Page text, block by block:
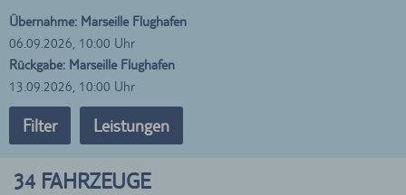
Übernahme: Marseille Flughafen
06.09.2026, 10:00 Uhr
Rückgabe: Marseille Flughafen
13.09.2026, 10:00 Uhr
Filter Leistungen
34 FAHRZEUGE